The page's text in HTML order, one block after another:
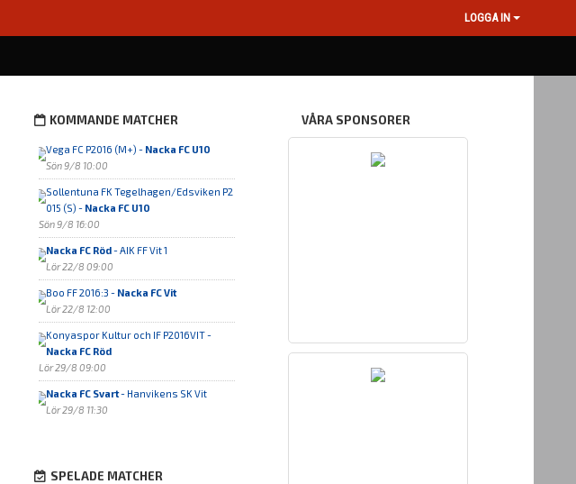
LOGGA IN
KOMMANDE MATCHER
Vega FC P2016 (M+) - Nacka FC U10
Sön 9/8 10:00
Sollentuna FK Tegelhagen/Edsviken P2
015 (S) - Nacka FC U10
Sön 9/8 16:00
Nacka FC Röd- AIK FF Vit 1
Lör 22/8 09:00
Boo FF 2016:3 - Nacka FC Vit
Lör 22/8 12:00
Konyaspor Kultur och IF P2016VIT -
Nacka FC Röd
Lör 29/8 09:00
Nacka FC Svart- Hanvikens SK Vit
Lör 29/8 11:30
SPELADE MATCHER
VÅRA SPONSORER